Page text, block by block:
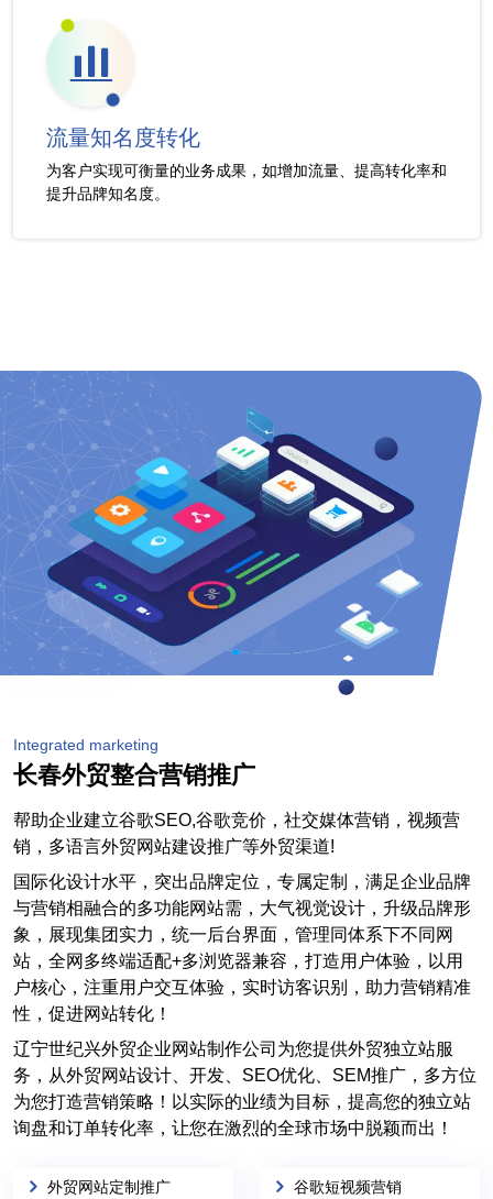
流量知名度转化
为客户实现可衡量的业务成果，如增加流量、提高转化率和
提升品牌知名度。
Integrated marketing
长春外贸整合营销推广
帮助企业建立谷歌SEO,谷歌竞价，社交媒体营销，视频营
销，多语言外贸网站建设推广等外贸渠道!
国际化设计水平，突出品牌定位，专属定制，满足企业品牌
与营销相融合的多功能网站需，大气视觉设计，升级品牌形
象，展现集团实力，统一后台界面，管理同体系下不同网
站，全网多终端适配+多浏览器兼容，打造用户体验，以用
户核心，注重用户交互体验，实时访客识别，助力营销精准
性，促进网站转化！
辽宁世纪兴外贸企业网站制作公司为您提供外贸独立站服
务，从外贸网站设计、开发、SEO优化、SEM推广，多方位
为您打造营销策略！以实际的业绩为目标，提高您的独立站
询盘和订单转化率，让您在激烈的全球市场中脱颖而出！
外贸网站定制推广 谷歌短视频营销